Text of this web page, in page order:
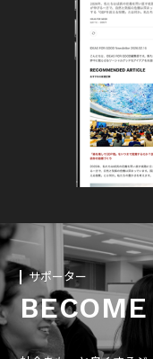
サポーター